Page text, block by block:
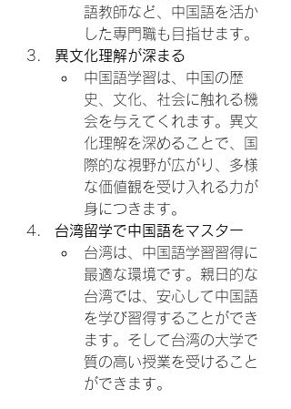
語教師など、中国語を活か
した専門職も目指せます。
異文化理解が深まる
中国語学習は、中国の歴
史、文化、社会に触れる機
会を与えてくれます。異文
化理解を深めることで、国
際的な視野が広がり、多様
な価値観を受け入れる力が
身につきます。
台湾留学で中国語をマスター
台湾は、中国語学習習得に
最適な環境です。親日的な
台湾では、安心して中国語
を学び習得することができ
ます。そして台湾の大学で
質の高い授業を受けること
ができます。